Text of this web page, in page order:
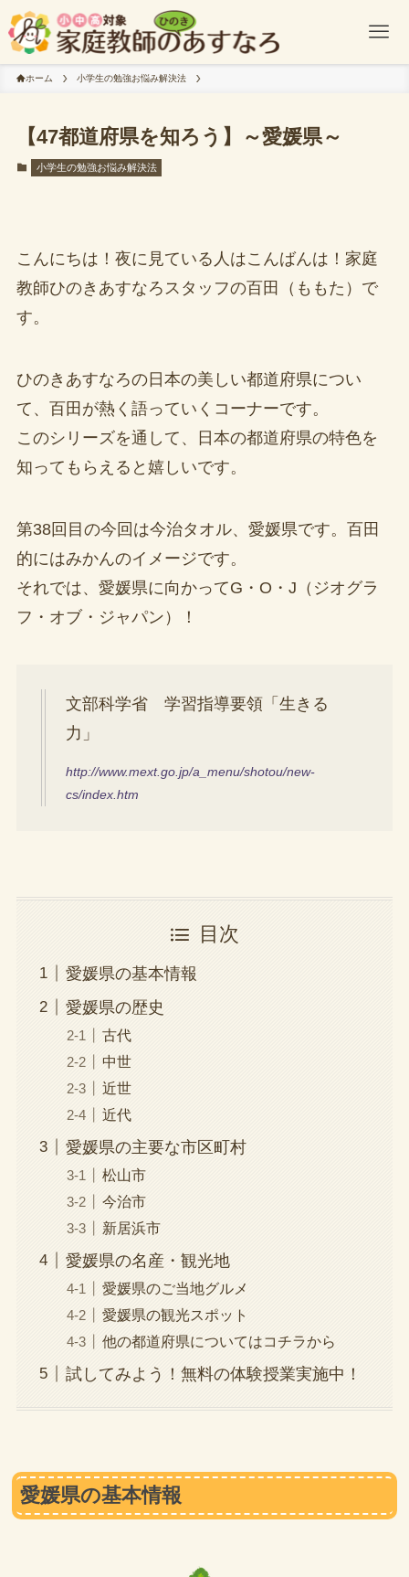
ホーム 小学生の勉強お悩み解決法
【47都道府県を知ろう】～愛媛県～
小学生の勉強お悩み解決法
こんにちは！夜に見ている人はこんばんは！家庭
教師ひのきあすなろスタッフの百田（ももた）で
す。
ひのきあすなろの日本の美しい都道府県につい
て、百田が熱く語っていくコーナーです。
このシリーズを通して、日本の都道府県の特色を
知ってもらえると嬉しいです。
第38回目の今回は今治タオル、愛媛県です。百田
的にはみかんのイメージです。
それでは、愛媛県に向かってG・O・J（ジオグラ
フ・オブ・ジャパン）！
文部科学省 学習指導要領「生きる
力」
http://www.mext.go.jp/a_menu/shotou/new-
cs/index.htm
目次
愛媛県の基本情報
愛媛県の歴史
古代
中世
近世
近代
愛媛県の主要な市区町村
松山市
今治市
新居浜市
愛媛県の名産・観光地
愛媛県のご当地グルメ
愛媛県の観光スポット
他の都道府県についてはコチラから
試してみよう！無料の体験授業実施中！
愛媛県の基本情報